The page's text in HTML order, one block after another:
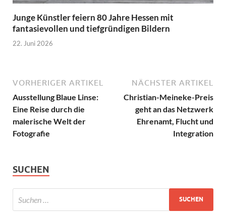
Junge Künstler feiern 80 Jahre Hessen mit
fantasievollen und tiefgründigen Bildern
22. Juni 2026
VORHERIGER ARTIKEL
Ausstellung Blaue Linse:
Eine Reise durch die
malerische Welt der
Fotografie
NÄCHSTER ARTIKEL
Christian-Meineke-Preis
geht an das Netzwerk
Ehrenamt, Flucht und
Integration
SUCHEN